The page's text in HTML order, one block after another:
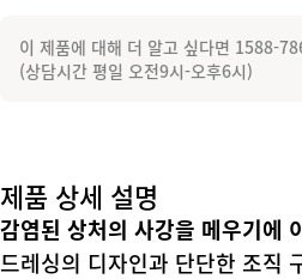
3780 - 3cm x 44cm
이 제품에 대해 더 알고 싶다면 1588-
(상담시간 평일 오전9시-오후6시)
제품 상세 설명
감염된 상처의 사강을 메우기에
드레싱의 디자인과 단단한 조직